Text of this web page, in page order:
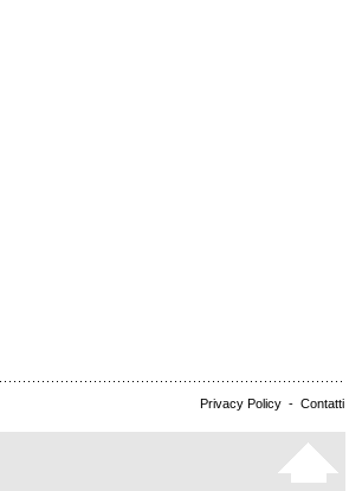
Privacy Policy - Contatti